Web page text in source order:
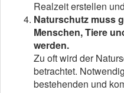
Realzeit erstellen
Naturschutz muss
Menschen, Tiere
werden.
Zu oft wird der
betrachtet.
bestehenden und